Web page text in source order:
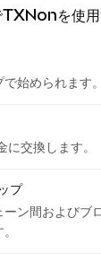
を使用
始められます。
に交換します。
プ
ーン間およびブ